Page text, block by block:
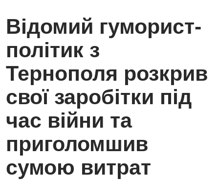
Відомий гуморист-
політик з
Тернополя розкрив
свої заробітки під
час війни та
приголомшив
сумою витрат